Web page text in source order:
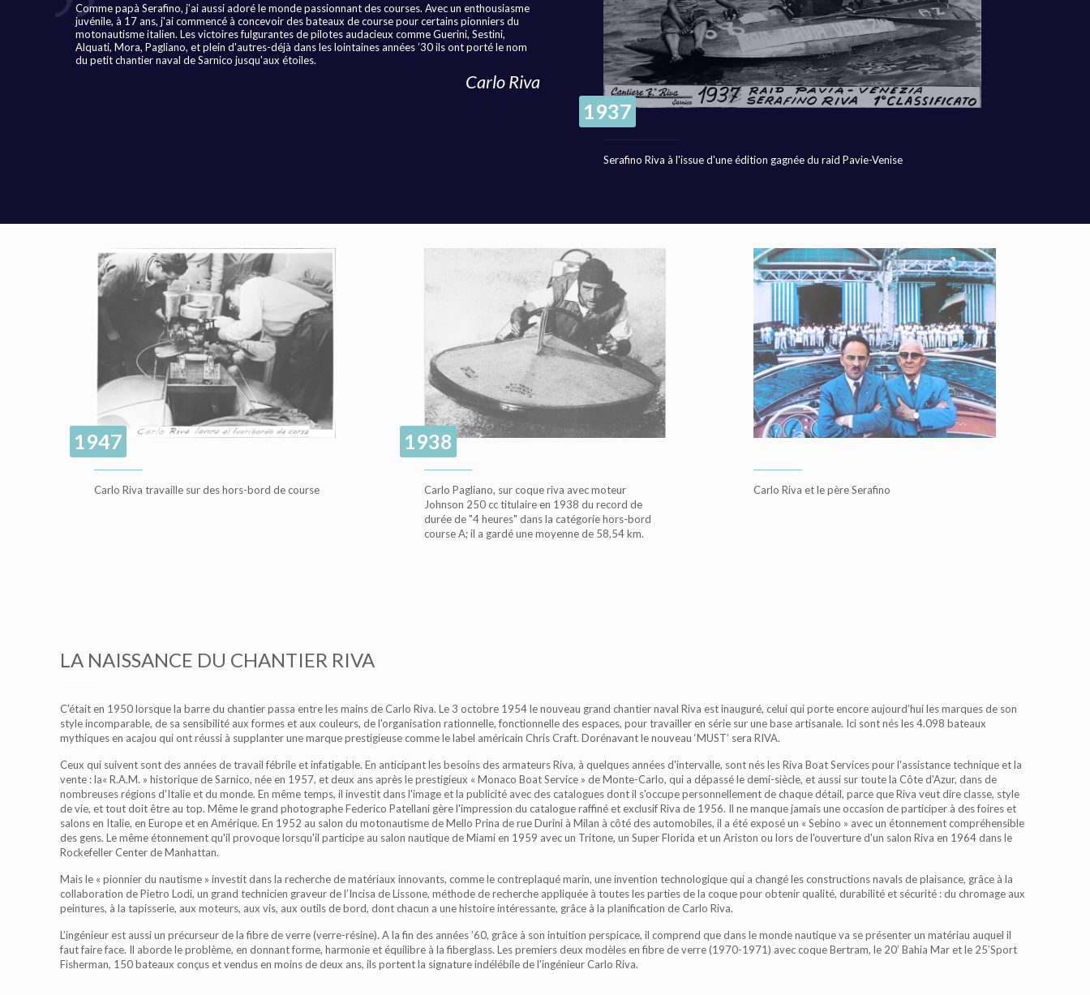
Comme papà Serafino, j’ai aussi adoré le monde passionnant des courses. Avec un enthousiasme
juvénile, à 17 ans, j'ai commencé à concevoir des bateaux de course pour certains pionniers du
motonautisme italien. Les victoires fulgurantes de pilotes audacieux comme Guerini, Sestini,
Alquati, Mora, Pagliano, et plein d'autres-déjà dans les lointaines années ’30 ils ont porté le nom
du petit chantier naval de Sarnico jusqu'aux étoiles.
Carlo Riva
1937
Serafino Riva à l'issue d'une édition gagnée du raid Pavie-Venise
1947
Carlo Riva travaille sur des hors-bord de course
1938
Carlo Pagliano, sur coque riva avec moteur
Johnson 250 cc titulaire en 1938 du record de
durée de "4 heures" dans la catégorie hors-bord
course A; il a gardé une moyenne de 58,54 km.
Carlo Riva et le père Serafino
LA NAISSANCE DU CHANTIER RIVA
C'était en 1950 lorsque la barre du chantier passa entre les mains de Carlo Riva. Le 3 octobre 1954 le nouveau grand chantier naval Riva est inauguré, celui qui porte encore aujourd’hui les marques de son
style incomparable, de sa sensibilité aux formes et aux couleurs, de l'organisation rationnelle, fonctionnelle des espaces, pour travailler en série sur une base artisanale. Ici sont nés les 4.098 bateaux
mythiques en acajou qui ont réussi à supplanter une marque prestigieuse comme le label américain Chris Craft. Dorénavant le nouveau ‘MUST’ sera RIVA.
Ceux qui suivent sont des années de travail fébrile et infatigable. En anticipant les besoins des armateurs Riva, à quelques années d'intervalle, sont nés les Riva Boat Services pour l'assistance technique et la
vente : la« R.A.M. » historique de Sarnico, née en 1957, et deux ans après le prestigieux « Monaco Boat Service » de Monte-Carlo, qui a dépassé le demi-siècle, et aussi sur toute la Côte d'Azur, dans de
nombreuses régions d'Italie et du monde. En même temps, il investit dans l'image et la publicité avec des catalogues dont il s'occupe personnellement de chaque détail, parce que Riva veut dire classe, style
de vie, et tout doit être au top. Même le grand photographe Federico Patellani gère l'impression du catalogue raffiné et exclusif Riva de 1956. Il ne manque jamais une occasion de participer à des foires et
salons en Italie, en Europe et en Amérique. En 1952 au salon du motonautisme de Mello Prina de rue Durini à Milan à côté des automobiles, il a été exposé un « Sebino » avec un étonnement compréhensible
des gens. Le même étonnement qu'il provoque lorsqu'il participe au salon nautique de Miami en 1959 avec un Tritone, un Super Florida et un Ariston ou lors de l'ouverture d'un salon Riva en 1964 dans le
Rockefeller Center de Manhattan.
Mais le « pionnier du nautisme » investit dans la recherche de matériaux innovants, comme le contreplaqué marin, une invention technologique qui a changé les constructions navals de plaisance, grâce à la
collaboration de Pietro Lodi, un grand technicien graveur de l’Incisa de Lissone, méthode de recherche appliquée à toutes les parties de la coque pour obtenir qualité, durabilité et sécurité : du chromage aux
peintures, à la tapisserie, aux moteurs, aux vis, aux outils de bord, dont chacun a une histoire intéressante, grâce à la planification de Carlo Riva.
L’ingénieur est aussi un précurseur de la fibre de verre (verre-résine). A la fin des années ’60, grâce à son intuition perspicace, il comprend que dans le monde nautique va se présenter un matériau auquel il
faut faire face. Il aborde le problème, en donnant forme, harmonie et équilibre à la fiberglass. Les premiers deux modèles en fibre de verre (1970-1971) avec coque Bertram, le 20’ Bahia Mar et le 25’Sport
Fisherman, 150 bateaux conçus et vendus en moins de deux ans, ils portent la signature indélébile de l'ingénieur Carlo Riva.